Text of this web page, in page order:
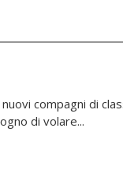
di volare...